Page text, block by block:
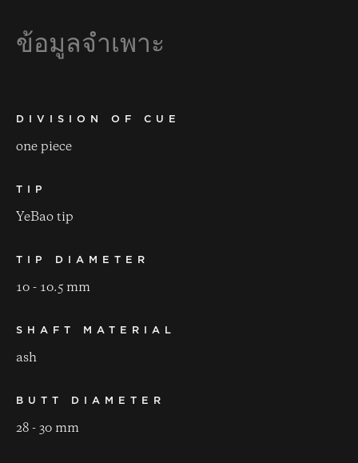
ข้อมูลจำเพาะ
DIVISION OF CUE
one piece
TIP
YeBao tip
TIP DIAMETER
10 - 10.5 mm
SHAFT MATERIAL
ash
BUTT DIAMETER
28 - 30 mm